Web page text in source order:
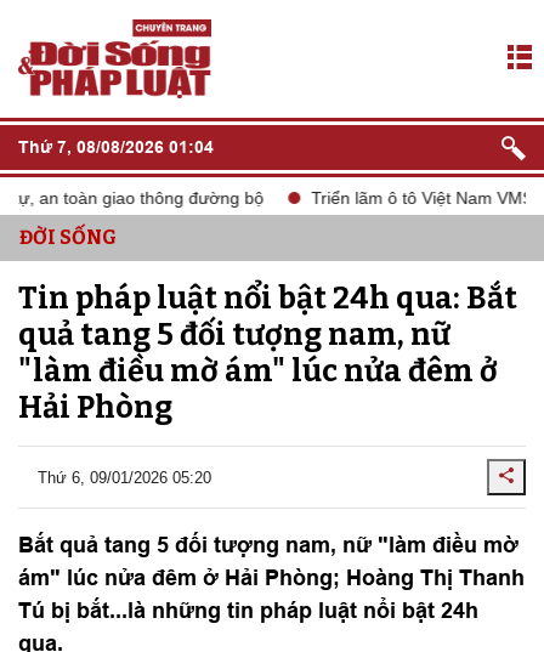
Thứ 7, 08/08/2026 01:04
an toàn giao thông đường bộ Triển lãm ô tô Việt Nam VMS
ĐỜI SỐNG
Tin pháp luật nổi bật 24h qua: Bắt
quả tang 5 đối tượng nam, nữ
"làm điều mờ ám" lúc nửa đêm ở
Hải Phòng
Thứ 6, 09/01/2026 05:20
Bắt quả tang 5 đối tượng nam, nữ "làm điều mờ
ám" lúc nửa đêm ở Hải Phòng; Hoàng Thị Thanh
Tú bị bắt...là những tin pháp luật nổi bật 24h
qua.